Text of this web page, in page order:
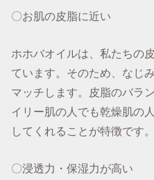
〇お肌の皮脂に近い
ホホバオイルは、私たちの
ています。そのため、なじ
マッチします。皮脂のバラ
イリー肌の人でも乾燥肌の
してくれることが特徴です。
〇浸透力・保湿力が高い